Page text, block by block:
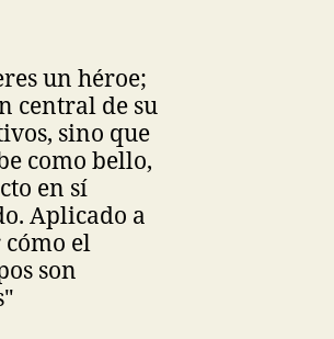
un héroe;
central de su
sino que
como bello,
en sí
Aplicado a
el
son